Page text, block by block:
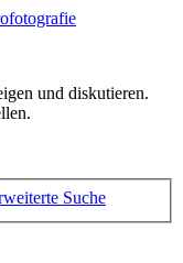
und diskutieren.
Suche